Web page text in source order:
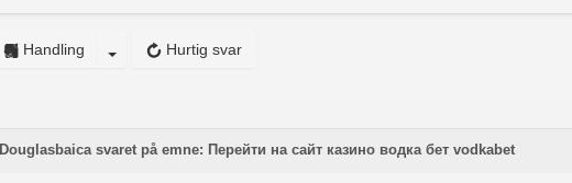
Hurtig svar
Handling
Douglasbaica svaret på emne: Перейти на сайт казино водка бет vodkabet